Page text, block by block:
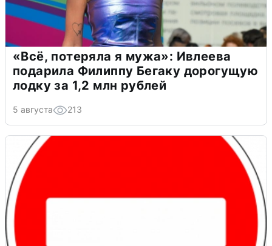
«Всё, потеряла я мужа»: Ивлеева
подарила Филиппу Бегаку дорогущую
лодку за 1,2 млн рублей
5 августа 213